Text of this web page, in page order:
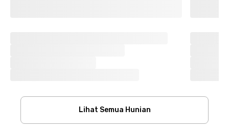
Lihat Semua Hunian